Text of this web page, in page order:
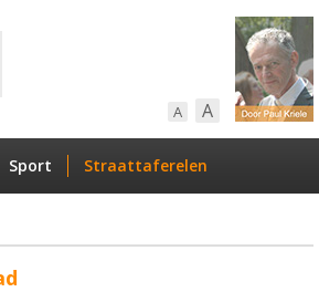
A A
Sport Straattaferelen